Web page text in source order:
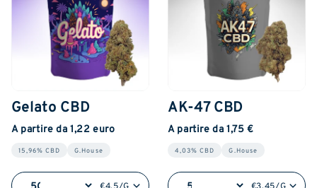
Gelato CBD
A partire da 1,22 euro
15,96% CBD G.House
AK-47 CBD
A partire da 1,75 €
4,03% CBD G.House